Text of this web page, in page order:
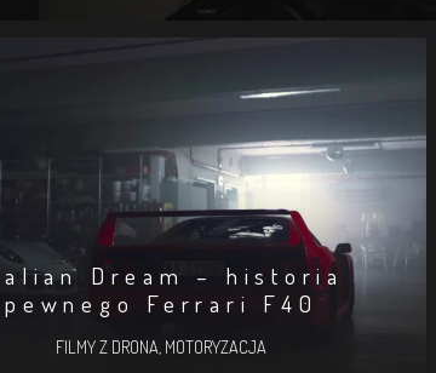
Dream – historia
pewnego Ferrari F40
FILMY Z DRONA MOTORYZACJA